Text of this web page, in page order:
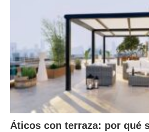
Áticos con terraza: por qué